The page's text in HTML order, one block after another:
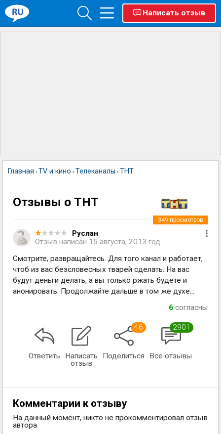
Написать отзыв
Главная › TV и кино › Телеканалы › ТНТ
Отзывы о ТНТ
Руслан
Отзыв написан 15 августа, 2013 год
349 просмотров
Смотрите, развращайтесь. Для того канал и работает,
чтоб из вас безсловесных тварей сделать. На вас
будут деньги делать, а вы только ржать будете и
анонировать. Продолжайте дальше в том же духе...
6 согласны
Ответить
Написать
отзыв
46
Поделиться
2901
Все отзывы
Комментарии к отзыву
На данный момент, никто не прокомментировал отзыв
автора